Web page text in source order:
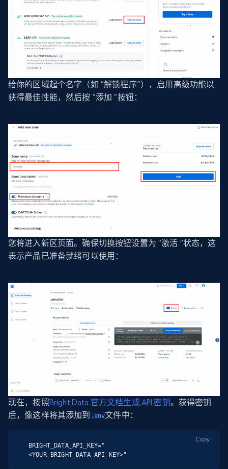
给你的区域起个名字（如 “解锁程序”），启用高级功能以
获得最佳性能，然后按 “添加 “按钮：
您将进入新区页面。确保切换按钮设置为 “激活 “状态，这
表示产品已准备就绪可以使用：
现在，按照Bright Data 官方文档生成 API 密钥。获得密钥
后，像这样将其添加到 .env文件中：
BRIGHT_DATA_API_KEY="
<YOUR_BRIGHT_DATA_API_KEY>"
Copy